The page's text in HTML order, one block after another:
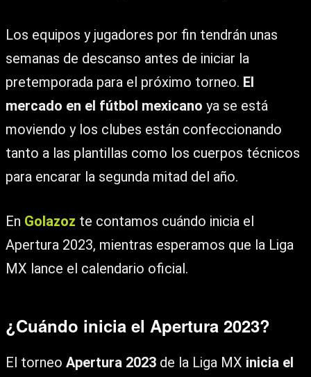
Los equipos y jugadores por fin tendrán unas
semanas de descanso antes de iniciar la
pretemporada para el próximo torneo. El
mercado en el fútbol mexicano ya se está
moviendo y los clubes están confeccionando
tanto a las plantillas como los cuerpos técnicos
para encarar la segunda mitad del año.
En Golazoz te contamos cuándo inicia el
Apertura 2023, mientras esperamos que la Liga
MX lance el calendario oficial.
¿Cuándo inicia el Apertura 2023?
El torneo Apertura 2023 de la Liga MX inicia el